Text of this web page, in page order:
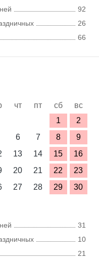
92
26
66
чт пт сб
вс
1
2
6 7 8
9
13 14 15
16
20 21 22
23
27 28 29
30
31
10
21